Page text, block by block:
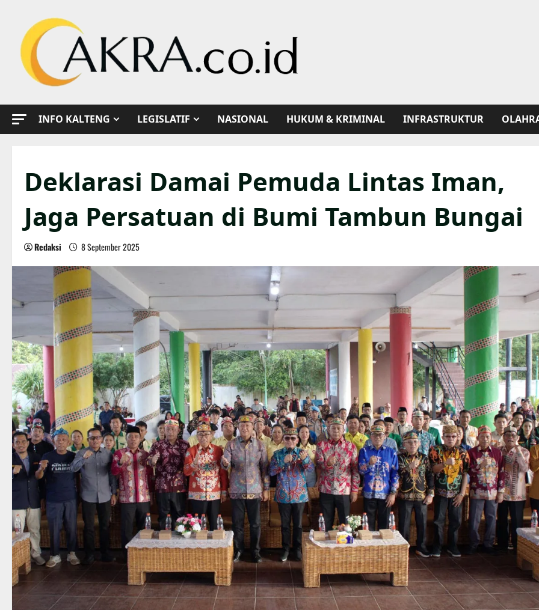
content
INFO KALTENG LEGISLATIF NASIONAL HUKUM & KRIMINAL INFRASTRUKTUR
Deklarasi Damai Pemuda Lintas Iman,
Jaga Persatuan di Bumi Tambun Bungai
Redaksi 8 September 2025